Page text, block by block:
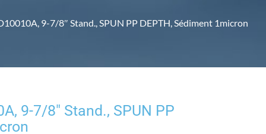
9-7/8″ Stand., SPUN PP DEPTH, Sédiment 1micron
9-7/8″ Stand., SPUN PP